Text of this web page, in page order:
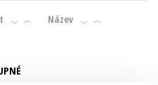
Název